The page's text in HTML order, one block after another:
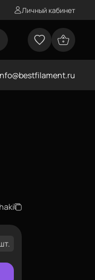
Личный кабинет